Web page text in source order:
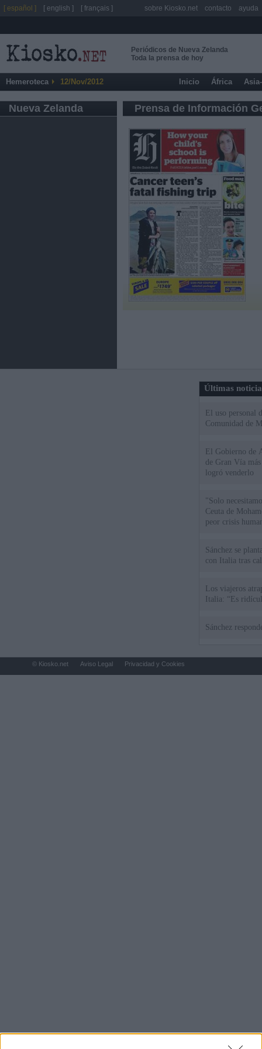
Periódicos de Nueva Zelanda
Toda la prensa de hoy
Hemeroteca 12/Nov/2012 Inicio África
Nueva Zelanda Prensa de Información
Últimas
El uso personal
Comunidad de
El Gobierno de
de Gran Vía
logró venderlo
"Solo
Ceuta de
peor crisis
Sánchez se
con Italia tras
Los viajeros
Italia: “Es
Sánchez
[ español ] [ english ] [ français ] sobre Kiosko.net contacto ayuda
© Kiosko.net Aviso Legal Privacidad y Cookies